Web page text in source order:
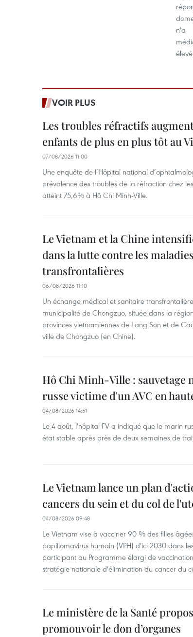
n'a
VOIR PLUS
Les troubles réfractifs
enfants de plus en plus tôt au
07/08/2026 11:00
Une enquête de l’Hôpital national
prévalence des troubles de la réfraction chez
atteint 75,6% à Hô Chi Minh-Ville.
Le Vietnam et la Chine
dans la lutte contre les
transfrontalières
06/08/2026 11:10
Un échange médical et sanitaire
municipalité de Chongzuo, située dans la
provinces vietnamiennes de Lang Son et de
ville de Chongzuo (en Chine).
Hô Chi Minh-Ville : sauvetage
russe victime d'un AVC en
04/08/2026 14:51
Le 4 août, l'hôpital FV a indiqué que le marin
état stable après près de deux semaines de
Le Vietnam lance un plan
cancers du sein et du col de
04/08/2026 09:48
Le Vietnam vise à vacciner 90 % des filles
papillomavirus humain (VPH) d'ici 2030 dans
participant au Programme élargi de
stratégie nationale d'élimination du cancer du
Le ministère de la Santé
promouvoir le don d’organes